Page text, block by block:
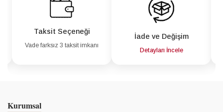
Taksit Seçeneği
Vade farksız 3 taksit imkanı
İade ve Değişim
Detayları İncele
Kurumsal